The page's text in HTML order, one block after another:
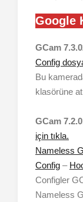
Google
GCam
Config
Bu
klasörüne
GCam
için tıkla.
Nameless
Config –
Configler
Nameless